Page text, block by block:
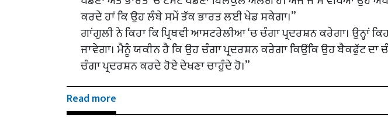
ਕਰਦੇ ਹਾਂ ਕਿ ਉਹ ਲੰਬੇ ਸਮੇਂ ਤੱਕ ਭਾਰਤ ਲਈ ਖੇਡ ਸਕੇਗਾ।”
ਗਾਂਗੁਲੀ ਨੇ ਕਿਹਾ ਕਿ ਪ੍ਰਿਥਵੀ ਆਸਟਰੇਲੀਆ ‘ਚ ਚੰਗਾ ਪ੍ਰਦਰਸ਼ਨ ਕਰੇਗਾ। ਉਨ੍ਹਾਂ
ਜਾਵੇਗਾ। ਮੈਨੂੰ ਯਕੀਨ ਹੈ ਕਿ ਉਹ ਚੰਗਾ ਪ੍ਰਦਰਸ਼ਨ ਕਰੇਗਾ ਕਿਉਂਕਿ ਉਹ ਬੈਕਫੁੱਟ ਦਾ
ਚੰਗਾ ਪ੍ਰਦਰਸ਼ਨ ਕਰਦੇ ਹੋਏ ਦੇਖਣਾ ਚਾਹੁੰਦੇ ਹੋ।”
Read more